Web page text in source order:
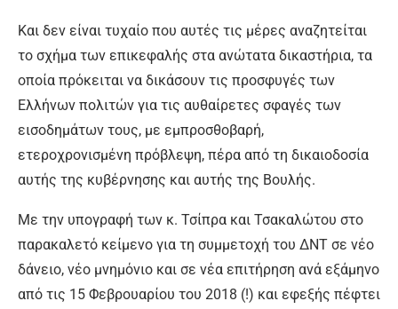
Και δεν είναι τυχαίο που αυτές τις μέρες αναζητείται
το σχήμα των επικεφαλής στα ανώτατα δικαστήρια, τα
οποία πρόκειται να δικάσουν τις προσφυγές των
Ελλήνων πολιτών για τις αυθαίρετες σφαγές των
εισοδημάτων τους, με εμπροσθοβαρή,
ετεροχρονισμένη πρόβλεψη, πέρα από τη δικαιοδοσία
αυτής της κυβέρνησης και αυτής της Βουλής.
Με την υπογραφή των κ. Τσίπρα και Τσακαλώτου στο
παρακαλετό κείμενο για τη συμμετοχή του ΔΝΤ σε νέο
δάνειο, νέο μνημόνιο και σε νέα επιτήρηση ανά εξάμηνο
από τις 15 Φεβρουαρίου του 2018 (!) και εφεξής πέφτει